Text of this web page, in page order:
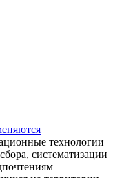
технологии
систематизации